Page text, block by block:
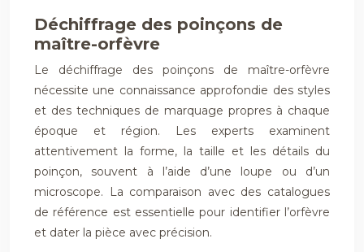
Déchiffrage des poinçons de
maître-orfèvre
Le déchiffrage des poinçons de maître-orfèvre
nécessite une connaissance approfondie des styles
et des techniques de marquage propres à chaque
époque et région. Les experts examinent
attentivement la forme, la taille et les détails du
poinçon, souvent à l’aide d’une loupe ou d’un
microscope. La comparaison avec des catalogues
de référence est essentielle pour identifier l’orfèvre
et dater la pièce avec précision.